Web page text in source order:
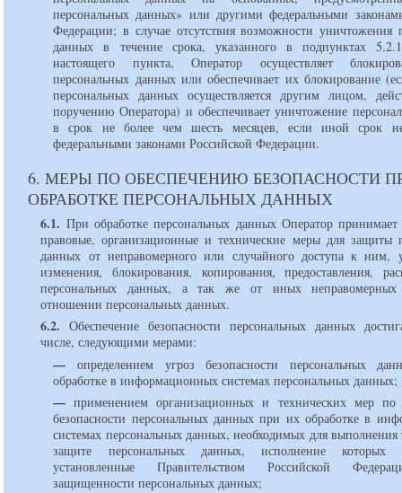
персональных данных» или другими федеральными
Федерации; в случае отсутствия возможности уничтожения
данных в течение срока, указанного в подпунктах
настоящего пункта, Оператор осуществляет
персональных данных или обеспечивает их блокирование
персональных данных осуществляется другим лицом,
поручению Оператора) и обеспечивает уничтожение
в срок не более чем шесть месяцев, если иной срок не
федеральными законами Российской Федерации.
6. МЕРЫ ПО ОБЕСПЕЧЕНИЮ БЕЗОПАСНОСТИ
ОБРАБОТКЕ ПЕРСОНАЛЬНЫХ ДАННЫХ
6.1. При обработке персональных данных Оператор
правовые, организационные и технические меры для защиты
данных от неправомерного или случайного доступа к ним,
изменения, блокирования, копирования, предоставления,
персональных данных, а так же от иных
отношении персональных данных.
6.2. Обеспечение безопасности персональных данных
числе, следующими мерами:
— определением угроз безопасности персональных
обработке в информационных системах персональных данных;
— применением организационных и технических мер по
безопасности персональных данных при их обработке в
системах персональных данных, необходимых для выполнения
защите персональных данных, исполнение которых
установленные Правительством Российской
защищенности персональных данных;